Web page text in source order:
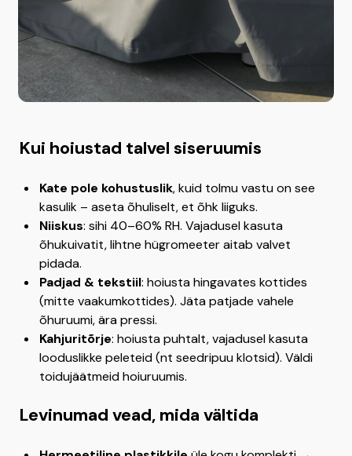
Kui hoiustad talvel siseruumis
Kate pole kohustuslik, kuid tolmu vastu on see
kasulik – aseta õhuliselt, et õhk liiguks.
Niiskus: sihi 40–60% RH. Vajadusel kasuta
õhukuivatit, lihtne hügromeeter aitab valvet
pidada.
Padjad & tekstiil: hoiusta hingavates kottides
(mitte vaakumkottides). Jäta patjade vahele
õhuruumi, ära pressi.
Kahjuritõrje: hoiusta puhtalt, vajadusel kasuta
looduslikke peleteid (nt seedripuu klotsid). Väldi
toidujäätmeid hoiuruumis.
Levinumad vead, mida vältida